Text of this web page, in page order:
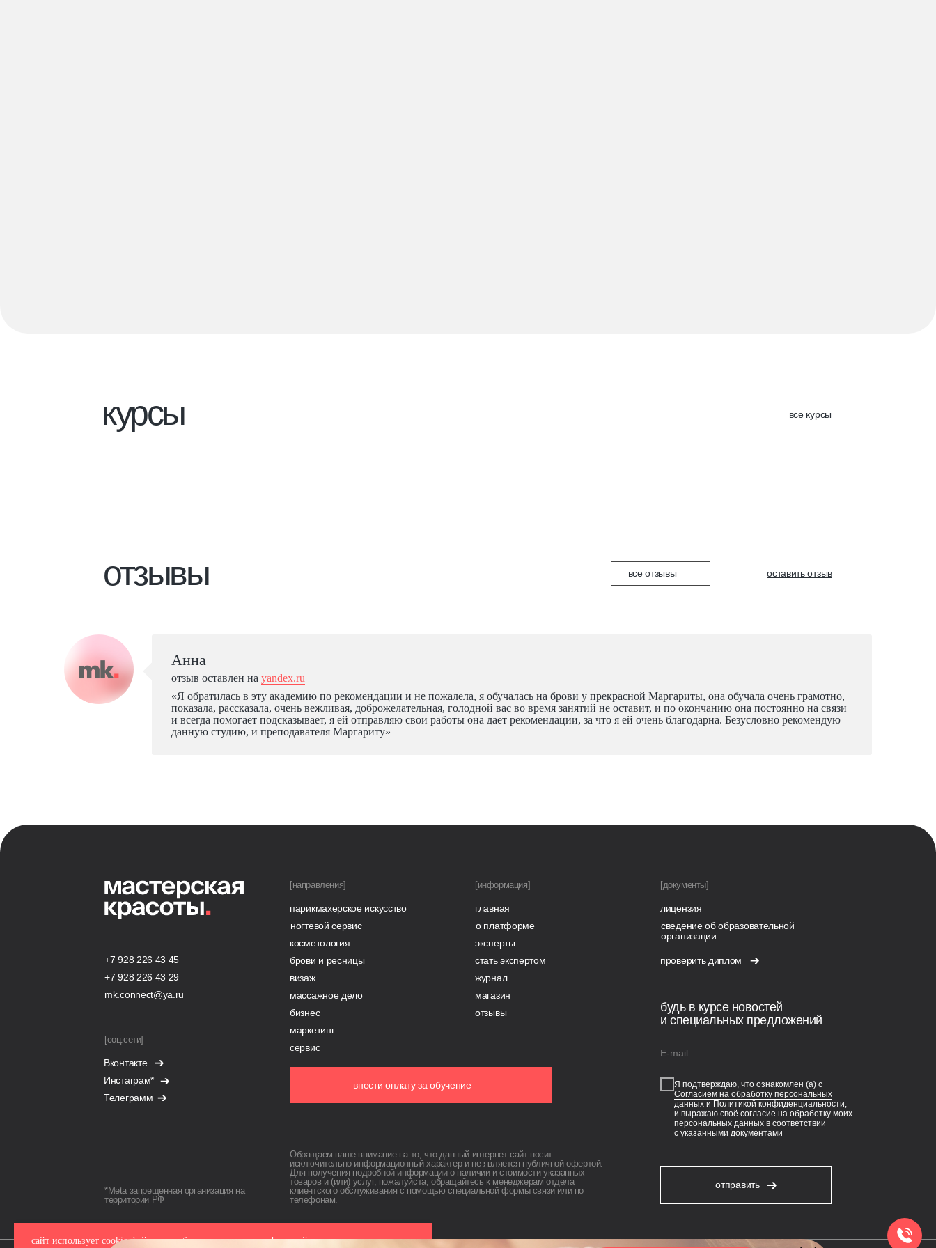
все курсы
все курсы
курсы
оставить отзыв
оставить отзыв
все отзывы
отзывы
Анна
отзыв оставлен на yandex.ru
«Я обратилась в эту академию по рекомендации и не пожалела, я обучалась на брови у прекрасной Маргариты, она обучала очень грамотно,
показала, рассказала, очень вежливая, доброжелательная, голодной вас во время занятий не оставит, и по окончанию она постоянно на связи
и всегда помогает подсказывает, я ей отправляю свои работы она дает рекомендации, за что я ей очень благодарна. Безусловно рекомендую
данную студию, и преподавателя Маргариту»
парикмахерское искусство
ногтевой сервис
+7 928 226 43 29
mk.connect@ya.ru
+7 928 226 43 45 брови и ресницы
косметология
визаж
массажное дело
сервис
маркетинг
бизнес
[направления]
*Meta запрещенная организация на
территории РФ
Обращаем ваше внимание на то, что данный интернет-сайт носит
исключительно информационный характер и не является публичной офертой.
Для получения подробной информации о наличии и стоимости указанных
товаров и (или) услуг, пожалуйста, обращайтесь к менеджерам отдела
клиентского обслуживания с помощью специальной формы связи или по
телефонам.
[соц.сети]
[информация]
магазин
отзывы
журнал
эксперты
стать экспертом
о платформе
главная
лицензия
сведение об образовательной
организации
[документы]
будь в курсе новостей
и специальных предложений
Я подтверждаю, что ознакомлен (а) с
Согласием на обработку персональных
данных и Политикой конфиденциальности
и выражаю своё согласие на обработку моих
персональных данных в соответствии
с указанными документами
отправить
проверить диплом
Телеграмм
Инстаграм* внести оплату за обучение
Вконтакте
сайт использует cookie-файлы для обеспечения всех его функций. оставаясь